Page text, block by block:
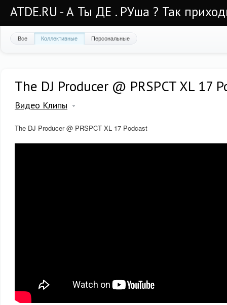
ATDE.RU - А Ты ДЕ . РУша ? Так
Все Коллективные Персональные
The DJ Producer @ PRSPCT XL 17
Видео Клипы
The DJ Producer @ PRSPCT XL 17 Podcast